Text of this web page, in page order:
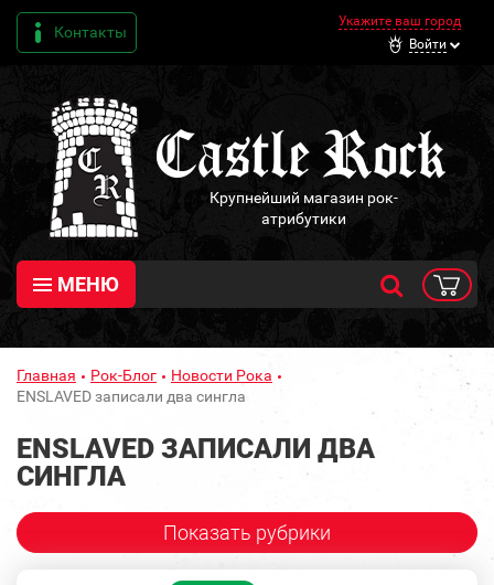
Контакты
Укажите ваш город
Войти
Крупнейший магазин рок-
атрибутики
МЕНЮ
Главная Рок-Блог
Новости Рока
ENSLAVED записали два сингла
ENSLAVED ЗАПИСАЛИ ДВА
СИНГЛА
Показать рубрики